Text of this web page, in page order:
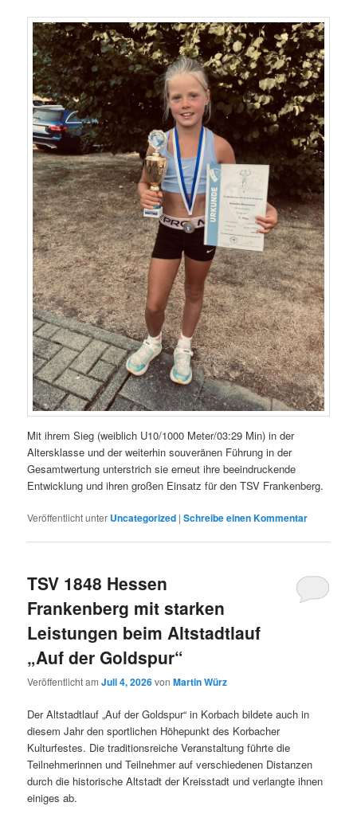
Mit ihrem Sieg (weiblich U10/1000 Meter/03:29 Min) in der
Altersklasse und der weiterhin souveränen Führung in der
Gesamtwertung unterstrich sie erneut ihre beeindruckende
Entwicklung und ihren großen Einsatz für den TSV Frankenberg.
Veröffentlicht unter Uncategorized |Schreibe einen Kommentar
TSV 1848 Hessen
Frankenberg mit starken
Leistungen beim Altstadtlauf
„Auf der Goldspur“
Veröffentlicht amJuli 4, 2026vonMartin Würz
Der Altstadtlauf „Auf der Goldspur“ in Korbach bildete auch in
diesem Jahr den sportlichen Höhepunkt des Korbacher
Kulturfestes. Die traditionsreiche Veranstaltung führte die
Teilnehmerinnen und Teilnehmer auf verschiedenen Distanzen
durch die historische Altstadt der Kreisstadt und verlangte ihnen
einiges ab.